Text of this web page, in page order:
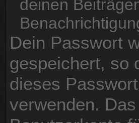
deinen
Dein Passwort
gespeichert, so
dieses
verwenden.